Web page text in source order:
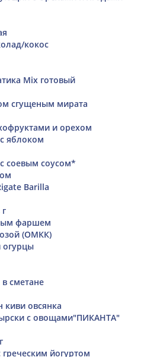
кокос
Mix готовый
сгущеным мирата
и орехом
яблоком
соевым соусом*
Barilla
фаршем
(ОМКК)
огурцы
сметане
киви овсянка
с овощами"ПИКАНТА"
греческим йогуртом